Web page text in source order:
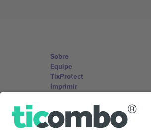
Sobre
Equipe
TixProtect
Imprimir
Termos e Condições
Programa de afiliados